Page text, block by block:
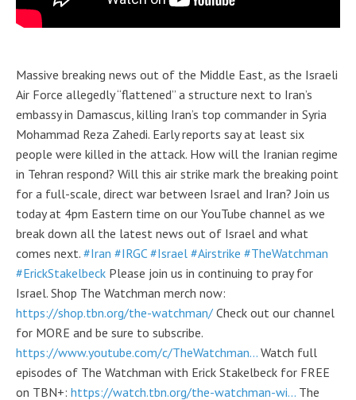
Massive breaking news out of the Middle East, as the Israeli
Air Force allegedly “flattened” a structure next to Iran’s
embassy in Damascus, killing Iran’s top commander in Syria
Mohammad Reza Zahedi. Early reports say at least six
people were killed in the attack. How will the Iranian regime
in Tehran respond? Will this air strike mark the breaking point
for a full-scale, direct war between Israel and Iran? Join us
today at 4pm Eastern time on our YouTube channel as we
break down all the latest news out of Israel and what
comes next. #Iran #IRGC #Israel #Airstrike #TheWatchman
#ErickStakelbeck Please join us in continuing to pray for
Israel. Shop The Watchman merch now:
https://shop.tbn.org/the-watchman/ Check out our channel
for MORE and be sure to subscribe.
https://www.youtube.com/c/TheWatchman... Watch full
episodes of The Watchman with Erick Stakelbeck for FREE
on TBN+: https://watch.tbn.org/the-watchman-wi... The